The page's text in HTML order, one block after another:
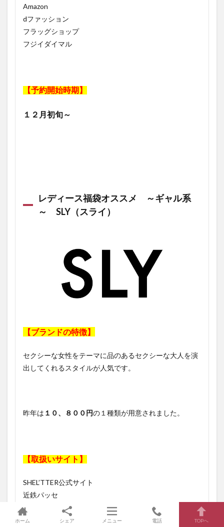
Amazon
dファッション
フラッグショップ
フジイダイマル
【予約開始時期】
１２月初旬～
レディース福袋オススメ ～ギャル系
～ SLY（スライ）
【ブランドの特徴】
セクシーな女性をテーマに品のあるセクシーな大人を演
出してくれるスタイルが人気です。
昨年は １０、８００円の１種類が用意されました。
【取扱いサイト】
SHEL’TTER公式サイト
近鉄パッセ
楽天市場
西武・そごうのeデパート
ホーム シェア メニュー 電話 TOPへ